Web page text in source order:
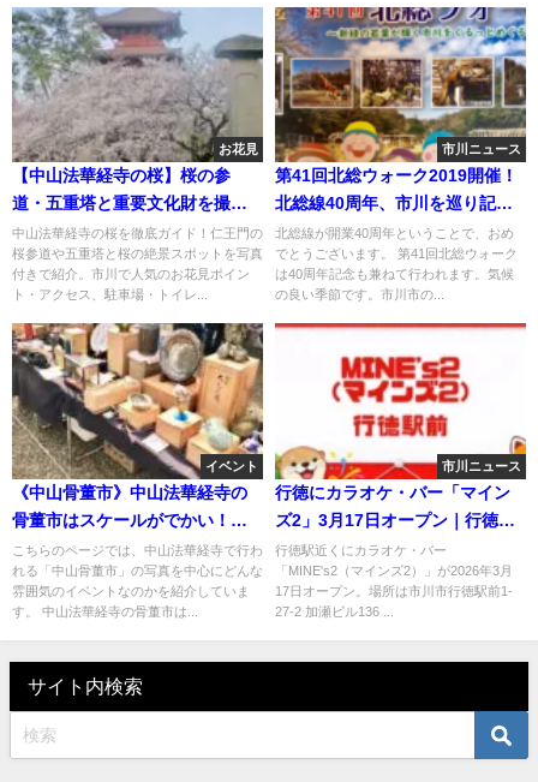
お花見
【中山法華経寺の桜】桜の参
道・五重塔と重要文化財を撮
る！市川のお花見スポット
中山法華経寺の桜を徹底ガイド！仁王門の
桜参道や五重塔と桜の絶景スポットを写真
付きで紹介。市川で人気のお花見ポイン
ト・アクセス、駐車場・トイレ...
市川ニュース
第41回北総ウォーク2019開催！
北総線40周年、市川を巡り記念
品をもらおう！
北総線が開業40周年ということで、おめ
でとうございます。 第41回北総ウォーク
は40周年記念も兼ねて行われます。気候
の良い季節です。市川市の...
イベント
《中山骨董市》中山法華経寺の
骨董市はスケールがでかい！現
地フォトあり！
こちらのページでは、中山法華経寺で行わ
れる「中山骨董市」の写真を中心にどんな
雰囲気のイベントなのかを紹介していま
す。 中山法華経寺の骨董市は...
市川ニュース
行徳にカラオケ・バー「マイン
ズ2」3月17日オープン｜行徳駅
徒歩5分に新店
行徳駅近くにカラオケ・バー
「MINE's2（マインズ2）」が2026年3月
17日オープン。場所は市川市行徳駅前1-
27-2 加瀬ビル136 ...
サイト内検索